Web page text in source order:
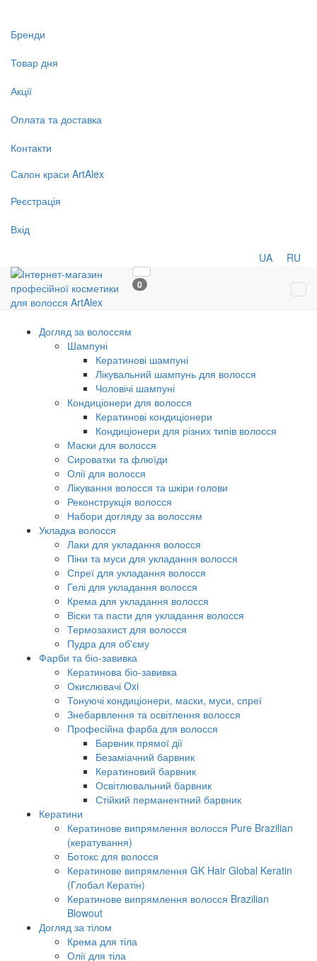
Бренди
Товар дня
Акції
Оплата та доставка
Контакти
Салон краси ArtAlex
Реєстрація
Вхід
UA RU
0
Догляд за волоссям
Шампуні
Кератинові шампуні
Лікувальний шампунь для волосся
Чоловічі шампуні
Кондиціонери для волосся
Кератинові кондиціонери
Кондиціонери для різних типів волосся
Маски для волосся
Сироватки та флюїди
Олії для волосся
Лікування волосся та шкіри голови
Реконструкція волосся
Набори догляду за волоссям
Укладка волосся
Лаки для укладання волосся
Піни та муси для укладання волосся
Спреї для укладання волосся
Гелі для укладання волосся
Крема для укладання волосся
Віски та пасти для укладання волосся
Термозахист для волосся
Пудра для об'єму
Фарби та біо-завивка
Кератинова біо-завивка
Окислювачі Oxi
Тонуючі кондиціонери, маски, муси, спреї
Знебарвлення та освітлення волосся
Професійна фарба для волосся
Барвник прямої дії
Безаміачний барвник
Кератиновий барвник
Освітлювальний барвник
Стійкий перманентний барвник
Кератини
Кератинове випрямлення волосся Pure Brazilian
(кератування)
Ботокс для волосся
Кератинове випрямлення GK Hair Global Keratin
(Глобал Кератін)
Кератинове випрямлення волосся Brazilian
Blowout
Догляд за тілом
Крема для тіла
Олії для тіла